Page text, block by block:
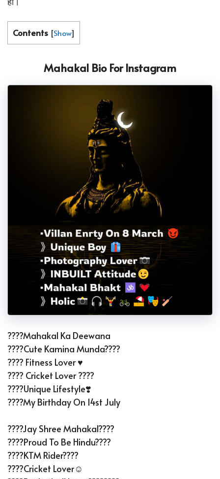
Contents [Show]
Mahakal Bio For Instagram
????Mahakal Ka Deewana
????Cute Kamina Munda????
???? Fitness Lover ♥️
???? Cricket Lover ????
????Unique Lifestyle❣️
????My Birthday On 14st July
????Jay Shree Mahakal????
????Proud To Be Hindu????
????KTM Rider????️
????Cricket Lover☺